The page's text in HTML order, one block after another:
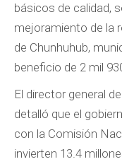
básicos de calidad,
mejoramiento de la
de Chunhuhub,
beneficio de 2 mil
El director general
detalló que el
con la Comisión
invierten 13.4